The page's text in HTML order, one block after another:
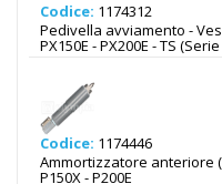
Codice: 1174312
Pedivella avviamento -
PX150E - PX200E - TS
Codice: 1174446
Ammortizzatore anteriore
P150X - P200E